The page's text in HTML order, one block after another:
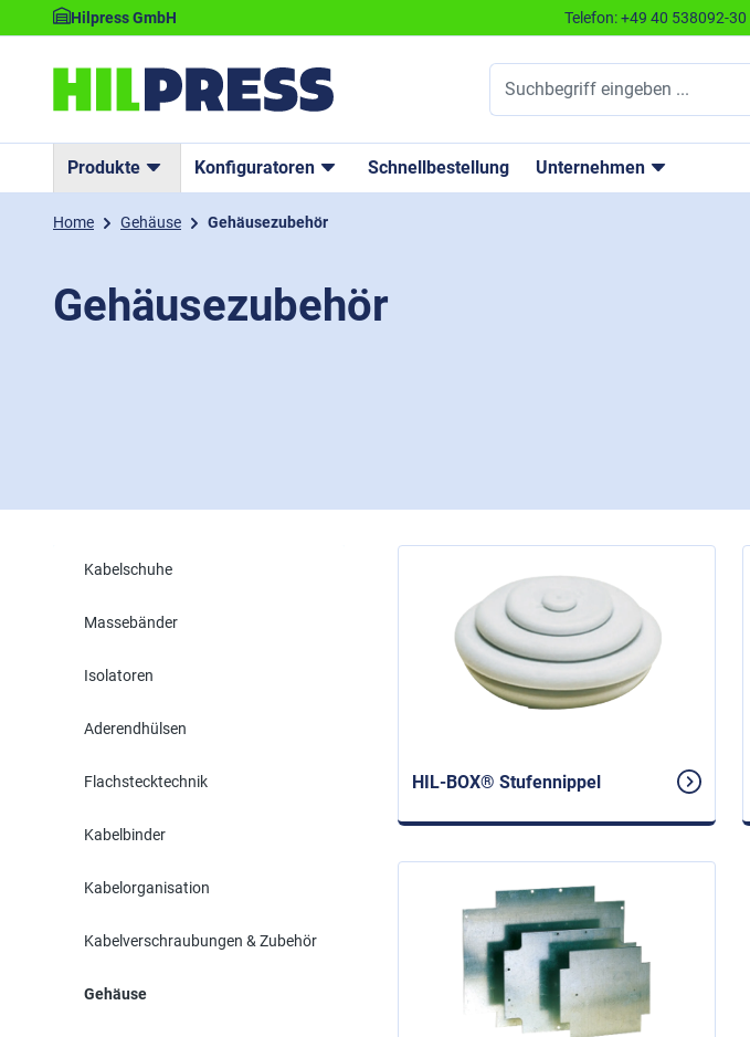
Hilpress GmbH Telefon:+49 40 538092-30
Produkte Konfiguratoren Schnellbestellung Unternehmen
Home Gehäuse Gehäusezubehör
Gehäusezubehör
Kabelschuhe
Massebänder
Isolatoren
Aderendhülsen
Flachstecktechnik
Kabelbinder
Kabelorganisation
Kabelverschraubungen & Zubehör
Gehäuse
HIL-BOX® Stufennippel